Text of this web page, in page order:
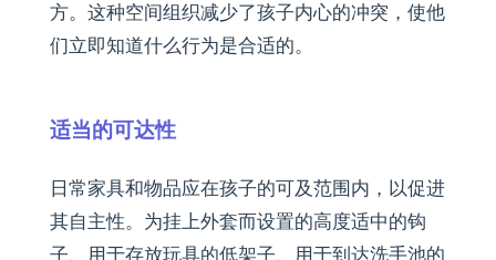
方。这种空间组织减少了孩子内心的冲突，使他
们立即知道什么行为是合适的。
适当的可达性
日常家具和物品应在孩子的可及范围内，以促进
其自主性。为挂上外套而设置的高度适中的钩
子、用于存放玩具的低架子、用于到达洗手池的